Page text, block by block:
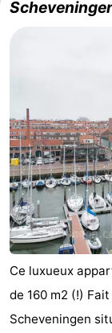
Ce luxueux
de 160 m2 (!)
Scheveningen